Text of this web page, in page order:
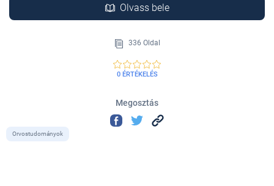
Olvass bele
336 Oldal
0 ÉRTÉKELÉS
Megosztás
Orvostudományok